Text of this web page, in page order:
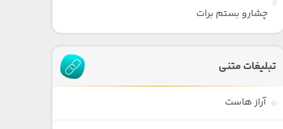
چشارو بستم برات
تبلیغات متنی
آراز هاست